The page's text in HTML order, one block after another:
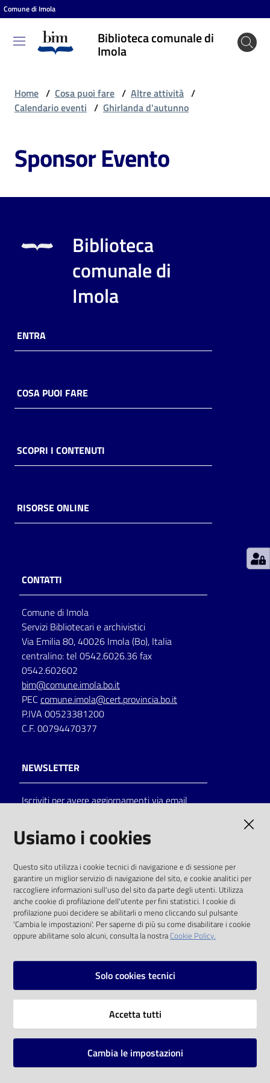
Vai al contenuto
Vai alla navigazione
Vai al footer
Comune di Imola
Biblioteca comunale di
Imola
Biblioteca
comunale
puoi
Risorse
online
Casa
Piani
storico
per
lettura
Seguici
su
Catalogo
on line
Eventi
Chiedi al
bibliotecario
Home / Cosa puoi fare / Altre attività /
Calendario eventi / Ghirlanda d'autunno
Sponsor Evento
Biblioteca
comunale di
Imola
ENTRA
COSA PUOI FARE
SCOPRI I CONTENUTI
RISORSE ONLINE
CONTATTI
Comune di Imola
Servizi Bibliotecari e archivistici
Via Emilia 80, 40026 Imola (Bo), Italia
centralino: tel 0542.6026.36 fax
0542.602602
bim@comune.imola.bo.it
PEC comune.imola@cert.provincia.bo.it
P.IVA 00523381200
C.F. 00794470377
NEWSLETTER
Iscriviti per avere aggiornamenti via email
solo alle condizioni previste dalla direttiva
comunitaria 2003/98/CE e dal d.lgs. 36/2006
SOCIAL
Instagram
Vai alla pagina
Mappa del sito
Usiamo i cookies
Questo sito utilizza i cookie tecnici di navigazione e di sessione per
garantire un miglior servizio di navigazione del sito, e cookie analitici per
raccogliere informazioni sull'uso del sito da parte degli utenti. Utilizza
anche cookie di profilazione dell'utente per fini statistici. I cookie di
profilazione puoi decidere se abilitarli o meno cliccando sul pulsante
'Cambia le impostazioni'. Per saperne di più su come disabilitare i cookie
oppure abilitarne solo alcuni, consulta la nostraCookie Policy.
Solo cookies tecnici
Accetta tutti
Cambia le impostazioni